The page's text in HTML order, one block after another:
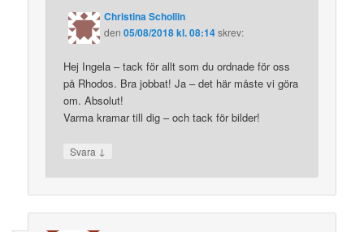
Christina Schollin
den05/08/2018 kl. 08:14skrev:
Hej Ingela – tack för allt som du ordnade för oss
på Rhodos. Bra jobbat! Ja – det här måste vi göra
om. Absolut!
Varma kramar till dig – och tack för bilder!
Svara ↓